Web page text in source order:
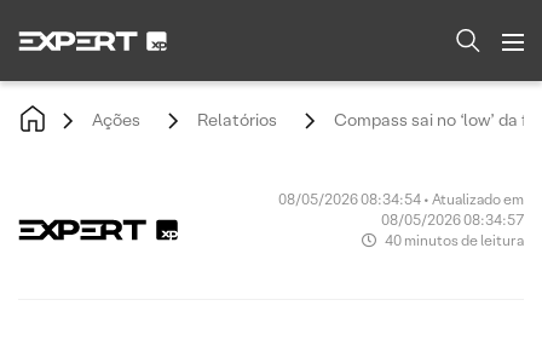
Ações Relatórios Compass sai no ‘low’ da
08/05/2026 08:34:54 • Atualizado em
08/05/2026 08:34:57
40 minutos de leitura